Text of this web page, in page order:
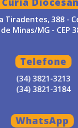
Tiradentes, 388 -
Minas/MG - CEP
Telefone
(34) 3821-3213
(34) 3821-3184
WhatsApp